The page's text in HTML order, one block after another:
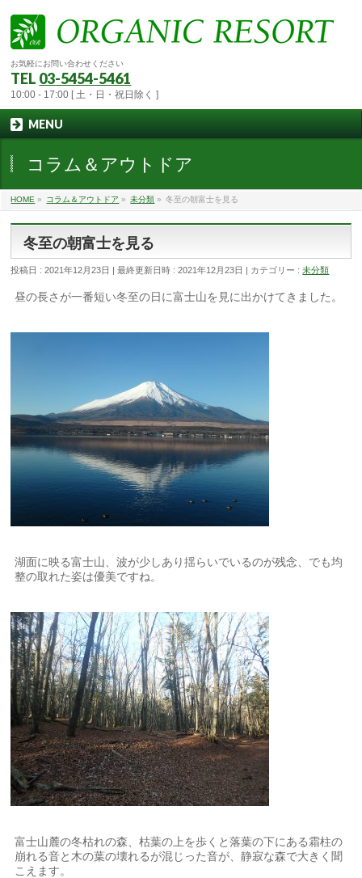
お気軽にお問い合わせください
TEL 03-5454-5461
10:00 - 17:00 [ 土・日・祝日除く ]
MENU
コラム＆アウトドア
HOME » コラム＆アウトドア » 未分類 » 冬至の朝富士を見る
冬至の朝富士を見る
投稿日 : 2021年12月23日 最終更新日時 : 2021年12月23日 カテゴリー :未分類
昼の長さが一番短い冬至の日に富士山を見に出かけてきました。
湖面に映る富士山、波が少しあり揺らいでいるのが残念、でも均
整の取れた姿は優美ですね。
富士山麓の冬枯れの森、枯葉の上を歩くと落葉の下にある霜柱の
崩れる音と木の葉の壊れるが混じった音が、静寂な森で大きく聞
こえます。